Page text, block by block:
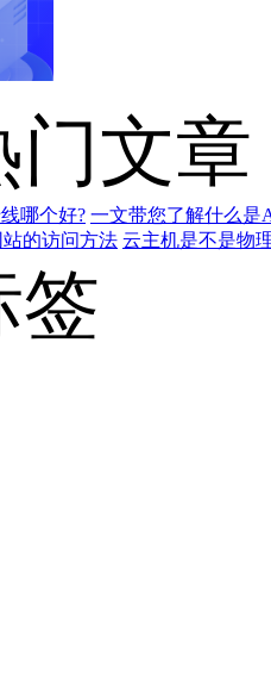
门文章
哪个好? 一文带您了解什么是
的访问方法 云主机是不是物
签